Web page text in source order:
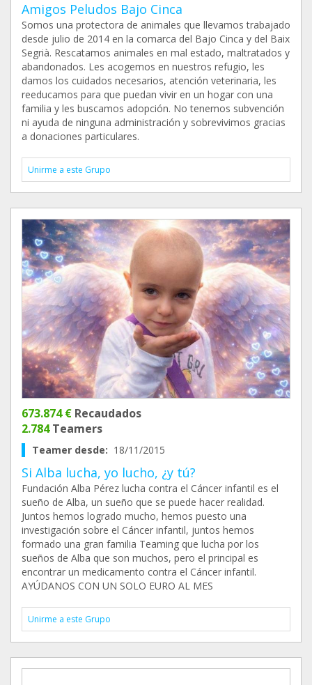
Amigos Peludos Bajo Cinca
Somos una protectora de animales que llevamos trabajado
desde julio de 2014 en la comarca del Bajo Cinca y del Baix
Segrià. Rescatamos animales en mal estado, maltratados y
abandonados. Les acogemos en nuestros refugio, les
damos los cuidados necesarios, atención veterinaria, les
reeducamos para que puedan vivir en un hogar con una
familia y les buscamos adopción. No tenemos subvención
ni ayuda de ninguna administración y sobrevivimos gracias
a donaciones particulares.
Unirme a este Grupo
673.874 € Recaudados
2.784Teamers
Teamer desde: 18/11/2015
Si Alba lucha, yo lucho, ¿y tú?
Fundación Alba Pérez lucha contra el Cáncer infantil es el
sueño de Alba, un sueño que se puede hacer realidad.
Juntos hemos logrado mucho, hemos puesto una
investigación sobre el Cáncer infantil, juntos hemos
formado una gran familia Teaming que lucha por los
sueños de Alba que son muchos, pero el principal es
encontrar un medicamento contra el Cáncer infantil.
AYÚDANOS CON UN SOLO EURO AL MES
Unirme a este Grupo